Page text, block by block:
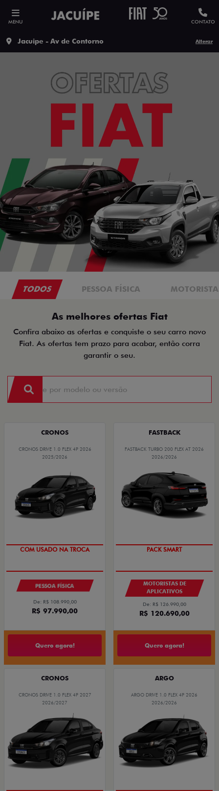
MENU CONTATO
Jacuipe - Av de Contorno Alterar
TODOS PESSOA FÍSICA
As melhores ofertas Fiat
Confira abaixo as ofertas e conquiste o seu carro novo
Fiat. As ofertas tem prazo para acabar, então corra
garantir o seu.
CRONOS
CRONOS DRIVE 1.0 FLEX 4P 2026
2025/2026
COM USADO NA TROCA
PESSOA FÍSICA
De: R$ 108.990,00
R$ 97.990,00
Quero agora!
FASTBACK
FASTBACK TURBO 200 FLEX AT 2026
2026/2026
PACK SMART
MOTORISTAS DE
APLICATIVOS
De: R$ 126.990,00
R$ 120.690,00
Quero agora!
CRONOS
CRONOS DRIVE 1.0 FLEX 4P 2027
2026/2027
ARGO
ARGO DRIVE 1.0 FLEX 4P 2026
2026/2026